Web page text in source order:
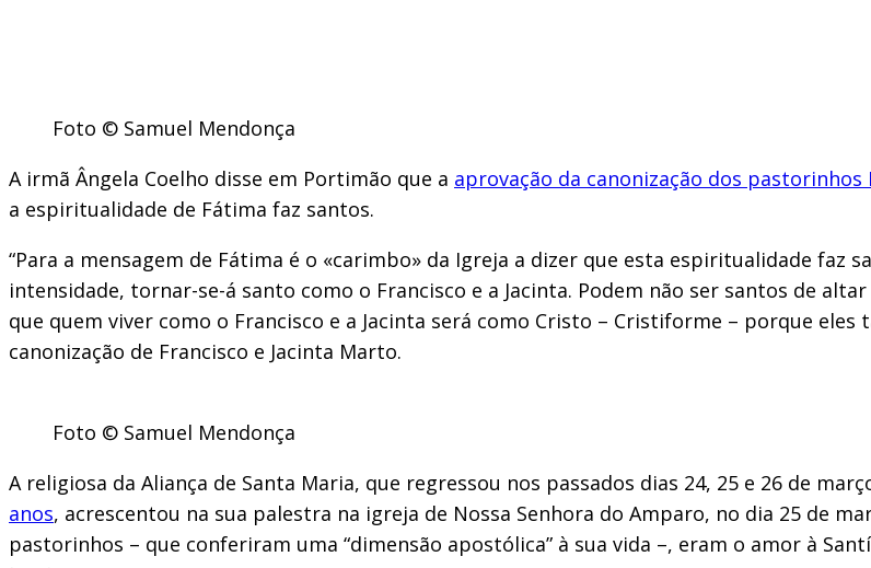
Foto © Samuel Mendonça
A irmã Ângela Coelho disse em Portimão que a aprovação da canonização dos pastorinhos
a espiritualidade de Fátima faz santos.
“Para a mensagem de Fátima é o «carimbo» da Igreja a dizer que esta espiritualidade faz
intensidade, tornar-se-á santo como o Francisco e a Jacinta. Podem não ser santos de
que quem viver como o Francisco e a Jacinta será como Cristo – Cristiforme – porque
canonização de Francisco e Jacinta Marto.
Foto © Samuel Mendonça
A religiosa da Aliança de Santa Maria, que regressou nos passados dias 24, 25 e 26 de
anos, acrescentou na sua palestra na igreja de Nossa Senhora do Amparo, no dia 25 de
pastorinhos – que conferiram uma “dimensão apostólica” à sua vida –, eram o amor à